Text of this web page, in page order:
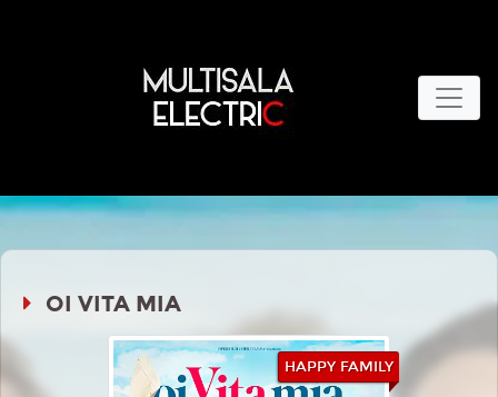
OI VITA MIA
HAPPY FAMILY